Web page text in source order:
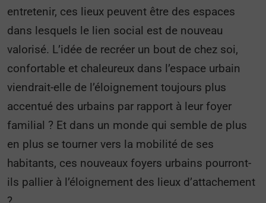
entretenir, ces lieux peuvent être des espaces
dans lesquels le lien social est de nouveau
valorisé. L’idée de recréer un bout de chez soi,
confortable et chaleureux dans l’espace urbain
viendrait-elle de l’éloignement toujours plus
accentué des urbains par rapport à leur foyer
familial ? Et dans un monde qui semble de plus
en plus se tourner vers la mobilité de ses
habitants, ces nouveaux foyers urbains pourront-
ils pallier à l’éloignement des lieux d’attachement